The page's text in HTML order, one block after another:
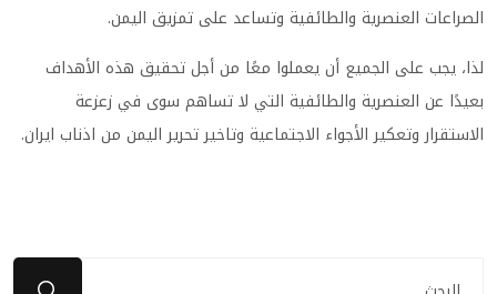
الصراعات العنصرية والطائفية وتساعد على تمزيق اليمن.
لذا، يجب على الجميع أن يعملوا معًا من أجل تحقيق هذه الأهداف
بعيدًا عن العنصرية والطائفية التي لا تساهم سوى في زعزعة
الاستقرار وتعكير الأجواء الاجتماعية وتاخير تحرير اليمن من اذناب ايران.